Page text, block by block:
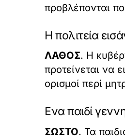
προβλέπονται
Η πολιτεία
ΛΑΘΟΣ. Η
προτείνεται να
ορισμοί περί
Ενα παιδί
ΣΩΣΤΟ. Τα